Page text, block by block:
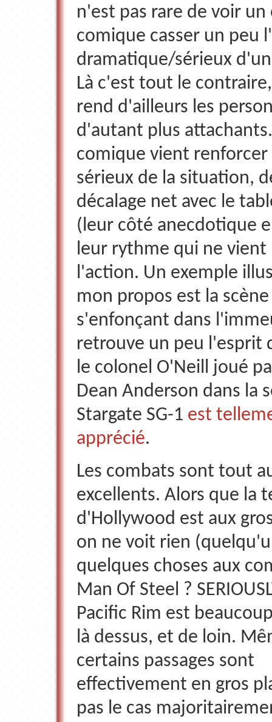
n'est pas rare de voir un
comique casser un peu
dramatique/sérieux
Là c'est tout le
rend d'ailleurs les
d'autant plus
comique vient renforcer
sérieux de la situation,
décalage net avec le
(leur côté anecdotique
leur rythme qui ne vient
l'action. Un exemple
mon propos est la
s'enfonçant dans
retrouve un peu l'esprit
le colonel O'Neill joué
Dean Anderson dans la
Stargate SG-1 est
apprécié.
Les combats sont tout
excellents. Alors que la
d'Hollywood est aux
on ne voit rien
quelques choses aux
Man Of Steel ?
Pacific Rim est
là dessus, et de loin.
certains passages sont
effectivement en gros
pas le cas